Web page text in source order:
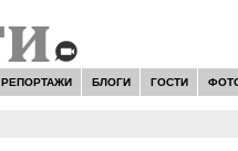
РЕПОРТАЖИ БЛОГИ ГОСТИ